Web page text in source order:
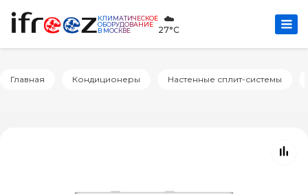
КЛИМАТИЧЕСКОЕ
ОБОРУДОВАНИЕ
В МОСКВЕ
☁️
27°C
Главная Кондиционеры Настенные сплит-системы